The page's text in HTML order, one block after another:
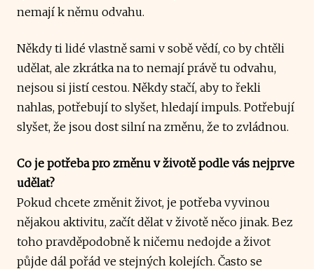
nemají k němu odvahu.
Někdy ti lidé vlastně sami v sobě vědí, co by chtěli
udělat, ale zkrátka na to nemají právě tu odvahu,
nejsou si jistí cestou. Někdy stačí, aby to řekli
nahlas, potřebují to slyšet, hledají impuls. Potřebují
slyšet, že jsou dost silní na změnu, že to zvládnou.
Co je potřeba pro změnu v životě podle vás nejprve
udělat?
Pokud chcete změnit život, je potřeba vyvinou
nějakou aktivitu, začít dělat v životě něco jinak. Bez
toho pravděpodobně k ničemu nedojde a život
půjde dál pořád ve stejných kolejích. Často se